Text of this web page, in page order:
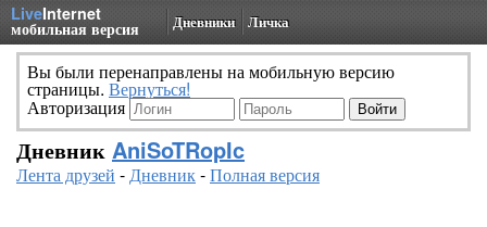
LiveInternet
мобильная версия Дневники Личка
Вы были перенаправлены на мобильную версию
страницы. Вернуться!
Авторизация
Дневник AniSoTRopIc
Лента друзей -Дневник-Полная версия